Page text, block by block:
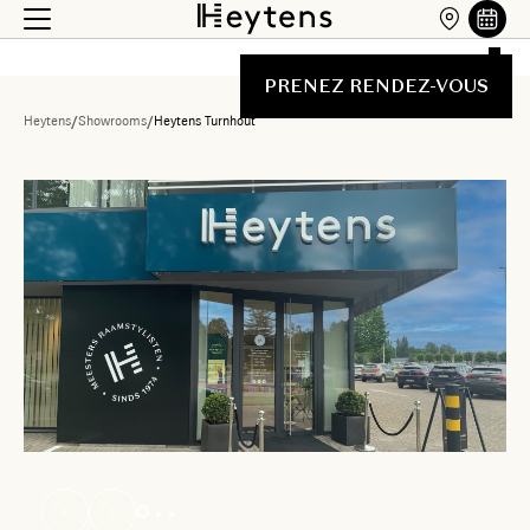
PRENEZ RENDEZ-VOUS
Heytens/Showrooms/Heytens Turnhout